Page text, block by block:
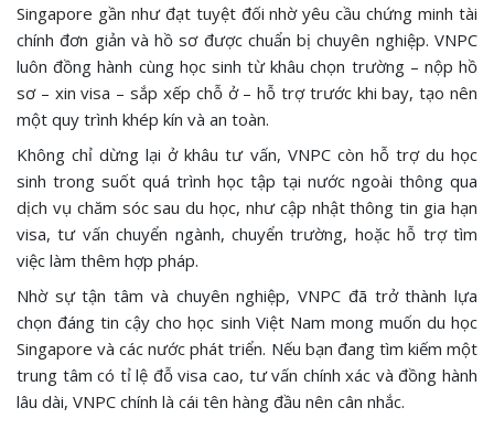
Singapore gần như đạt tuyệt đối nhờ yêu cầu chứng minh tài
chính đơn giản và hồ sơ được chuẩn bị chuyên nghiệp. VNPC
luôn đồng hành cùng học sinh từ khâu chọn trường – nộp hồ
sơ – xin visa – sắp xếp chỗ ở – hỗ trợ trước khi bay, tạo nên
một quy trình khép kín và an toàn.
Không chỉ dừng lại ở khâu tư vấn, VNPC còn hỗ trợ du học
sinh trong suốt quá trình học tập tại nước ngoài thông qua
dịch vụ chăm sóc sau du học, như cập nhật thông tin gia hạn
visa, tư vấn chuyển ngành, chuyển trường, hoặc hỗ trợ tìm
việc làm thêm hợp pháp.
Nhờ sự tận tâm và chuyên nghiệp, VNPC đã trở thành lựa
chọn đáng tin cậy cho học sinh Việt Nam mong muốn du học
Singapore và các nước phát triển. Nếu bạn đang tìm kiếm một
trung tâm có tỉ lệ đỗ visa cao, tư vấn chính xác và đồng hành
lâu dài, VNPC chính là cái tên hàng đầu nên cân nhắc.